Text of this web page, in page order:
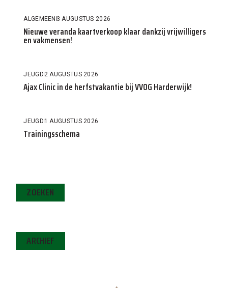
ALGEMEEN3 AUGUSTUS 2026
Nieuwe veranda kaartverkoop klaar dankzij vrijwilligers
en vakmensen!
JEUGD2 AUGUSTUS 2026
Ajax Clinic in de herfstvakantie bij VVOG Harderwijk!
JEUGD1 AUGUSTUS 2026
Trainingsschema
ZOEKEN
ARCHIEF